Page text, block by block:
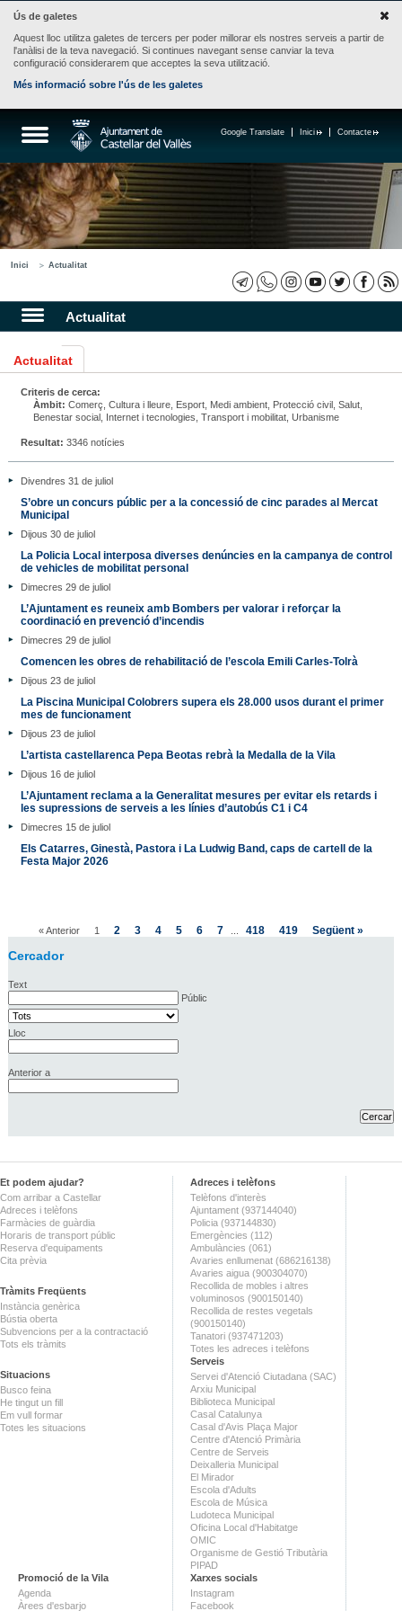
Ús de galetes
Aquest lloc utilitza galetes de tercers per poder millorar els nostres serveis a partir de
l'anàlisi de la teva navegació. Si continues navegant sense canviar la teva
configuració considerarem que acceptes la seva utilització.
Més informació sobre l'ús de les galetes
Contacte
Inici
Google Translate
Inici Actualitat
Actualitat
Actualitat
Criteris de cerca:
Àmbit: Comerç, Cultura i lleure, Esport, Medi ambient, Protecció civil, Salut,
Benestar social, Internet i tecnologies, Transport i mobilitat, Urbanisme
Resultat: 3346 notícies
Divendres 31 de juliol
S’obre un concurs públic per a la concessió de cinc parades al Mercat
Municipal
Dijous 30 de juliol
La Policia Local interposa diverses denúncies en la campanya de control
de vehicles de mobilitat personal
Dimecres 29 de juliol
L’Ajuntament es reuneix amb Bombers per valorar i reforçar la
coordinació en prevenció d’incendis
Dimecres 29 de juliol
Comencen les obres de rehabilitació de l’escola Emili Carles-Tolrà
Dijous 23 de juliol
La Piscina Municipal Colobrers supera els 28.000 usos durant el primer
mes de funcionament
Dijous 23 de juliol
L’artista castellarenca Pepa Beotas rebrà la Medalla de la Vila
Dijous 16 de juliol
L’Ajuntament reclama a la Generalitat mesures per evitar els retards i
les supressions de serveis a les línies d’autobús C1 i C4
Dimecres 15 de juliol
Els Catarres, Ginestà, Pastora i La Ludwig Band, caps de cartell de la
Festa Major 2026
« Anterior 1 2 3 4 5 6 7 418 419 Següent »
Cercador
Text
Públic
Lloc
Anterior a
Et podem ajudar?
Com arribar a Castellar
Adreces i telèfons
Farmàcies de guàrdia
Horaris de transport públic
Reserva d'equipaments
Cita prèvia
Tràmits Freqüents
Instància genèrica
Bústia oberta
Subvencions per a la contractació
Tots els tràmits
Situacions
Busco feina
He tingut un fill
Em vull formar
Totes les situacions
Adreces i telèfons
Telèfons d'interès
Ajuntament (937144040)
Policia (937144830)
Emergències (112)
Ambulàncies (061)
Avaries enllumenat (686216138)
Avaries aigua (900304070)
Recollida de mobles i altres
voluminosos (900150140)
Recollida de restes vegetals
(900150140)
Tanatori (937471203)
Totes les adreces i telèfons
Serveis
Servei d'Atenció Ciutadana (SAC)
Arxiu Municipal
Biblioteca Municipal
Casal Catalunya
Casal d'Avis Plaça Major
Centre d'Atenció Primària
Centre de Serveis
Deixalleria Municipal
El Mirador
Escola d'Adults
Escola de Música
Ludoteca Municipal
Oficina Local d'Habitatge
OMIC
Organisme de Gestió Tributària
PIPAD
Promoció de la Vila
Agenda
Àrees d'esbarjo
Xarxes socials
Instagram
Facebook